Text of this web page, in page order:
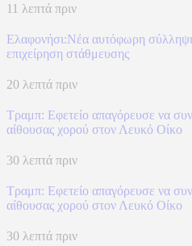
11 λεπτά πριν
Ελαφονήσι:Νέα αυτόφωρη σύλληψη
επιχείρηση στάθμευσης
20 λεπτά πριν
Τραμπ: Εφετείο απαγόρευσε να
αίθουσας χορού στον Λευκό Οίκο
30 λεπτά πριν
Τραμπ: Εφετείο απαγόρευσε να
αίθουσας χορού στον Λευκό Οίκο
30 λεπτά πριν